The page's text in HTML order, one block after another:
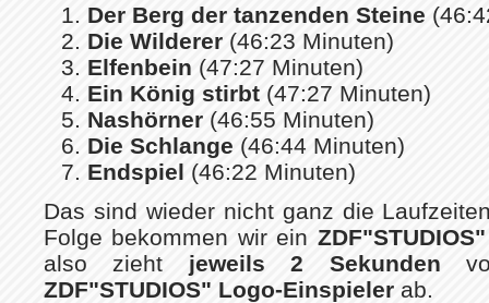
Der Berg der tanzenden Steine
Die Wilderer (46:23 Minuten)
Elfenbein (47:27 Minuten)
Ein König stirbt (47:27 Minuten)
Nashörner (46:55 Minuten)
Die Schlange (46:44 Minuten)
Endspiel (46:22 Minuten)
Das sind wieder nicht ganz die
Folge bekommen wir ein
also zieht jeweils 2 Sekunden
ZDF"STUDIOS" Logo-Einspieler ab.